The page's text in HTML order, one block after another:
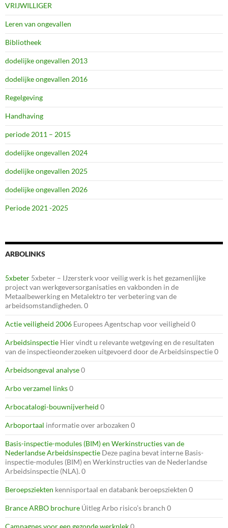
VRIJWILLIGER
Leren van ongevallen
Bibliotheek
dodelijke ongevallen 2013
dodelijke ongevallen 2016
Regelgeving
Handhaving
periode 2011 – 2015
dodelijke ongevallen 2024
dodelijke ongevallen 2025
dodelijke ongevallen 2026
Periode 2021 -2025
ARBOLINKS
5xbeter 5xbeter – IJzersterk voor veilig werk is het gezamenlijke
project van werkgeversorganisaties en vakbonden in de
Metaalbewerking en Metalektro ter verbetering van de
arbeidsomstandigheden. 0
Actie veiligheid 2006 Europees Agentschap voor veiligheid 0
Arbeidsinspectie Hier vindt u relevante wetgeving en de resultaten
van de inspectieonderzoeken uitgevoerd door de Arbeidsinspectie 0
Arbeidsongeval analyse0
Arbo verzamel links0
Arbocatalogi-bouwnijverheid 0
Arboportaal informatie over arbozaken 0
Basis-inspectie-modules (BIM) en Werkinstructies van de
Nederlandse Arbeidsinspectie Deze pagina bevat interne Basis-
inspectie-modules (BIM) en Werkinstructies van de Nederlandse
Arbeidsinspectie (NLA). 0
Beroepsziekten kennisportaal en databank beroepsziekten 0
Brance ARBO brochure Úitleg Arbo risico’s branch 0
Campagnes voor een gezonde werkplek0